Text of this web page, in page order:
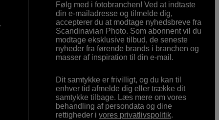
Følg med i fotobranchen! Ved at indtaste
din e-mailadresse og tilmelde dig,
accepterer du at modtage nyhedsbreve fra
Scandinavian Photo. Som abonnent vil du
modtage eksklusive tilbud, de seneste
nyheder fra førende brands i branchen og
masser af inspiration til din e-mail.
Dit samtykke er frivilligt, og du kan til
enhver tid afmelde dig eller trække dit
samtykke tilbage. Læs mere om vores
behandling af persondata og dine
rettigheder ivores privatlivspolitik.